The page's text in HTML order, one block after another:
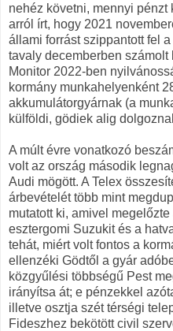
nehéz követni, mennyi pénzt
arról írt, hogy 2021
állami forrást szippantott fel
tavaly decemberben
Monitor 2022-ben
kormány munkahelyenként
akkumulátorgyárnak (a
külföldi, gödiek alig
A múlt évre vonatkozó
volt az ország második
Audi mögött. A Telex
árbevételét több mint
mutatott ki, amivel
esztergomi Suzukit és a
tehát, miért volt fontos a
ellenzéki Gödtől a gyár
közgyűlési többségű Pest
irányítsa át; e pénzekkel
illetve osztja szét térségi
Fideszhez bekötött civil